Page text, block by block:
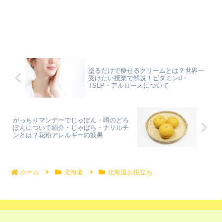
塗るだけで痩せるクリームとは？世界一
受けたい授業で解説！ビタミンd・
TSLP・アルロースについて
がっちりマンデーでじゃぽん・噂のどろ
ぽんについて紹介・じゃばら・ナリルチ
ンとは？花粉アレルギーの効果
ホーム 北海道 北海道お役立ち